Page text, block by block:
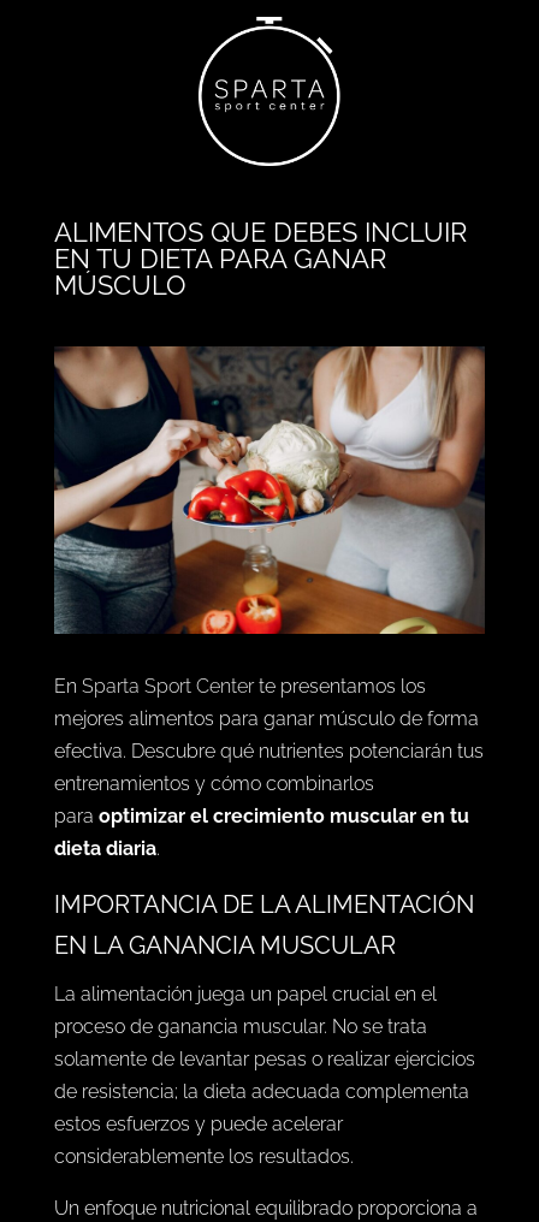
ALIMENTOS QUE DEBES INCLUIR
EN TU DIETA PARA GANAR
MÚSCULO
En Sparta Sport Centerte presentamos los
mejores alimentos para ganar músculo de forma
efectiva. Descubre qué nutrientes potenciarán tus
entrenamientos y cómo combinarlos
para optimizar el crecimiento muscular en tu
dieta diaria.
IMPORTANCIA DE LA ALIMENTACIÓN
EN LA GANANCIA MUSCULAR
La alimentación juega un papel crucial en el
proceso de ganancia muscular. No se trata
solamente de levantar pesas o realizar ejercicios
de resistencia; la dieta adecuada complementa
estos esfuerzos y puede acelerar
considerablemente los resultados.
Un enfoque nutricional equilibrado proporciona a